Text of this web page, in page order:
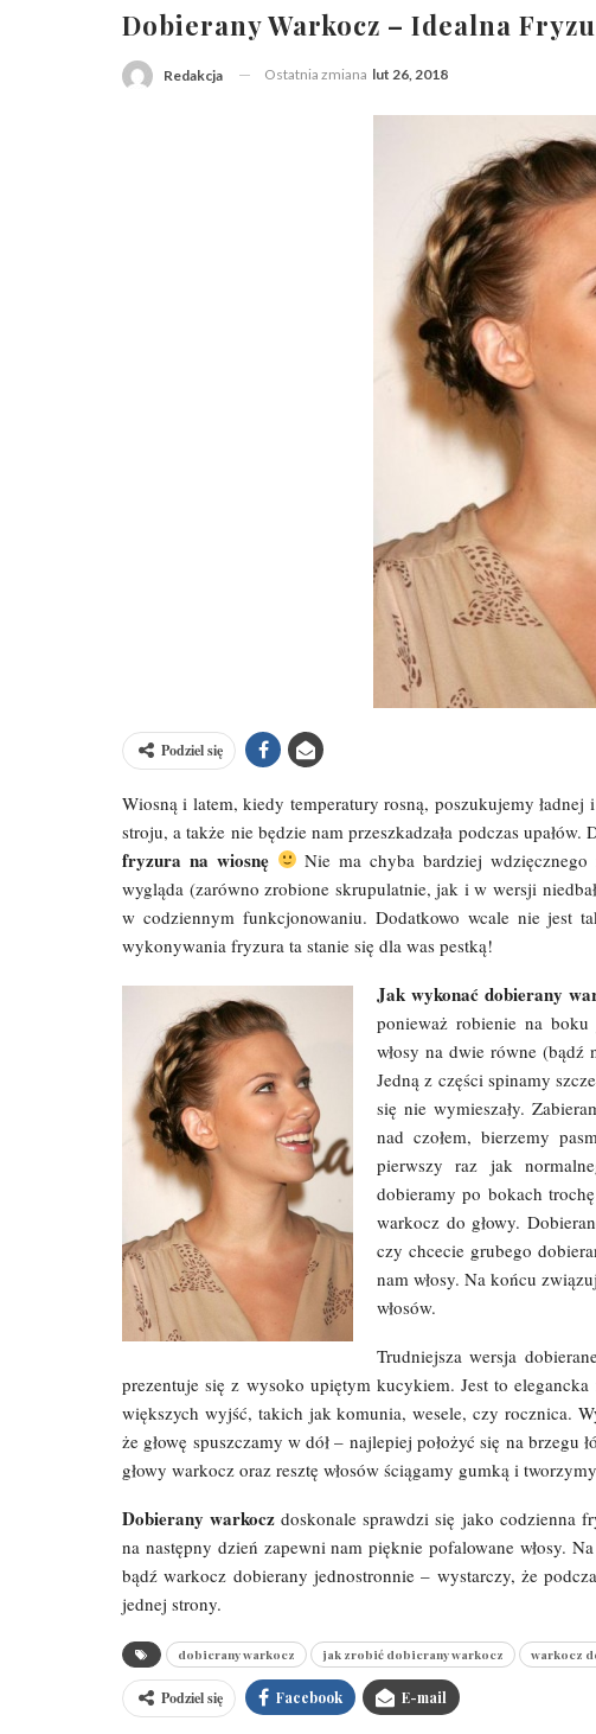
Dobierany Warkocz – Idealna
Redakcja Ostatnia zmiana lut 26, 2018
Podziel się
Wiosną i latem, kiedy temperatury rosną, poszukujemy
stroju, a także nie będzie nam przeszkadzała podczas upałów.
fryzura na wiosnę
Nie ma chyba bardziej wdzięcznego
wygląda (zarówno zrobione skrupulatnie, jak i w wersji
w codziennym funkcjonowaniu. Dodatkowo wcale nie jest
wykonywania fryzura ta stanie się dla was pestką!
Jak wykonać dobierany
ponieważ robienie na
włosy na dwie równe (bądź
Jedną z części spinamy
się nie wymieszały.
nad czołem, bierzemy
pierwszy raz jak
dobieramy po bokach
warkocz do głowy.
czy chcecie grubego
nam włosy. Na końcu
włosów.
Trudniejsza wersja
prezentuje się z wysoko upiętym kucykiem. Jest to
większych wyjść, takich jak komunia, wesele, czy rocznica.
że głowę spuszczamy w dół – najlepiej położyć się na brzegu
głowy warkocz oraz resztę włosów ściągamy gumką i
Dobierany warkocz doskonale sprawdzi się jako codzienna
na następny dzień zapewni nam pięknie pofalowane włosy.
bądź warkocz dobierany jednostronnie – wystarczy, że
jednej strony.
dobierany warkocz jak zrobić dobierany warkocz warkocz
Podziel się Facebook E-mail